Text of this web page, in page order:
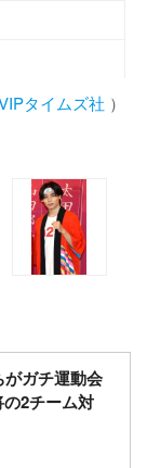
タイムズ社 ）
ガチ運動会
2チーム対